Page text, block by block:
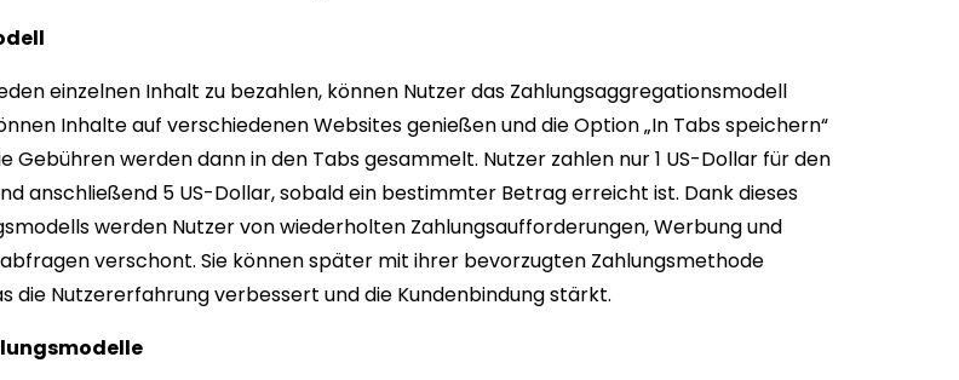
einzelnen Inhalt zu bezahlen, können Nutzer das Zahlungsaggregationsmodell
Inhalte auf verschiedenen Websites genießen und die Option „In Tabs speichern“
Gebühren werden dann in den Tabs gesammelt. Nutzer zahlen nur 1 US-Dollar für den
anschließend 5 US-Dollar, sobald ein bestimmter Betrag erreicht ist. Dank dieses
werden Nutzer von wiederholten Zahlungsaufforderungen, Werbung und
verschont. Sie können später mit ihrer bevorzugten Zahlungsmethode
die Nutzererfahrung verbessert und die Kundenbindung stärkt.